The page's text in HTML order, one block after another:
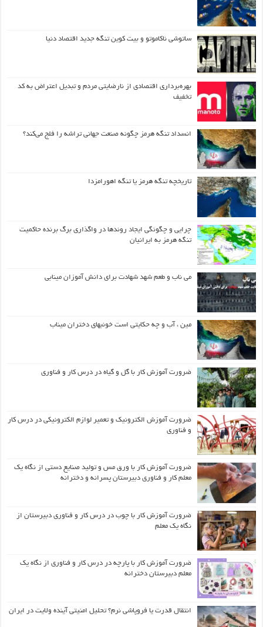
ساتوشی ناکاموتو و بیت کوین تنگه جدید اقتصاد دنیا
بهره‌برداری اقتصادی از نارضایتی مردم و تبدیل اعتراض به کد
تخفیف
انسداد تنگه هرمز چگونه صنعت جهانی تراشه را فلج می‌کند؟
تاریخچه تنگه هرمز یا تنگه اهورامزدا
چرایی و چگونگی ایجاد روندها در واگذاری برگ برنده حاکمیت
تنگه هرمز به ایرانیان
می ناب و طعم شهد شهادت برای دانش آموزان مینابی
مین ، آب و چه حکایتی است خونبهای دختران میناب
ضرورت آموزش کار با گل و گیاه در درس کار و فناوری
ضرورت آموزش الکترونیک و تعمیر لوازم الکترونیکی در درس کار
و فناوری
ضرورت آموزش کار با ورق مس و تولید صنایع دستی از نگاه یک
معلم کار و فناوری دبیرستان پسرانه و دخترانه
ضرورت آموزش کار با چوب در درس کار و فناوری دبیرستان از
نگاه یک معلم
ضرورت آموزش کار با پارچه در درس کار و فناوری از نگاه یک
معلم دبیرستان دخترانه
انتقال قدرت یا فروپاشی نرم؟ تحلیل امنیتی آینده ولایت در ایران